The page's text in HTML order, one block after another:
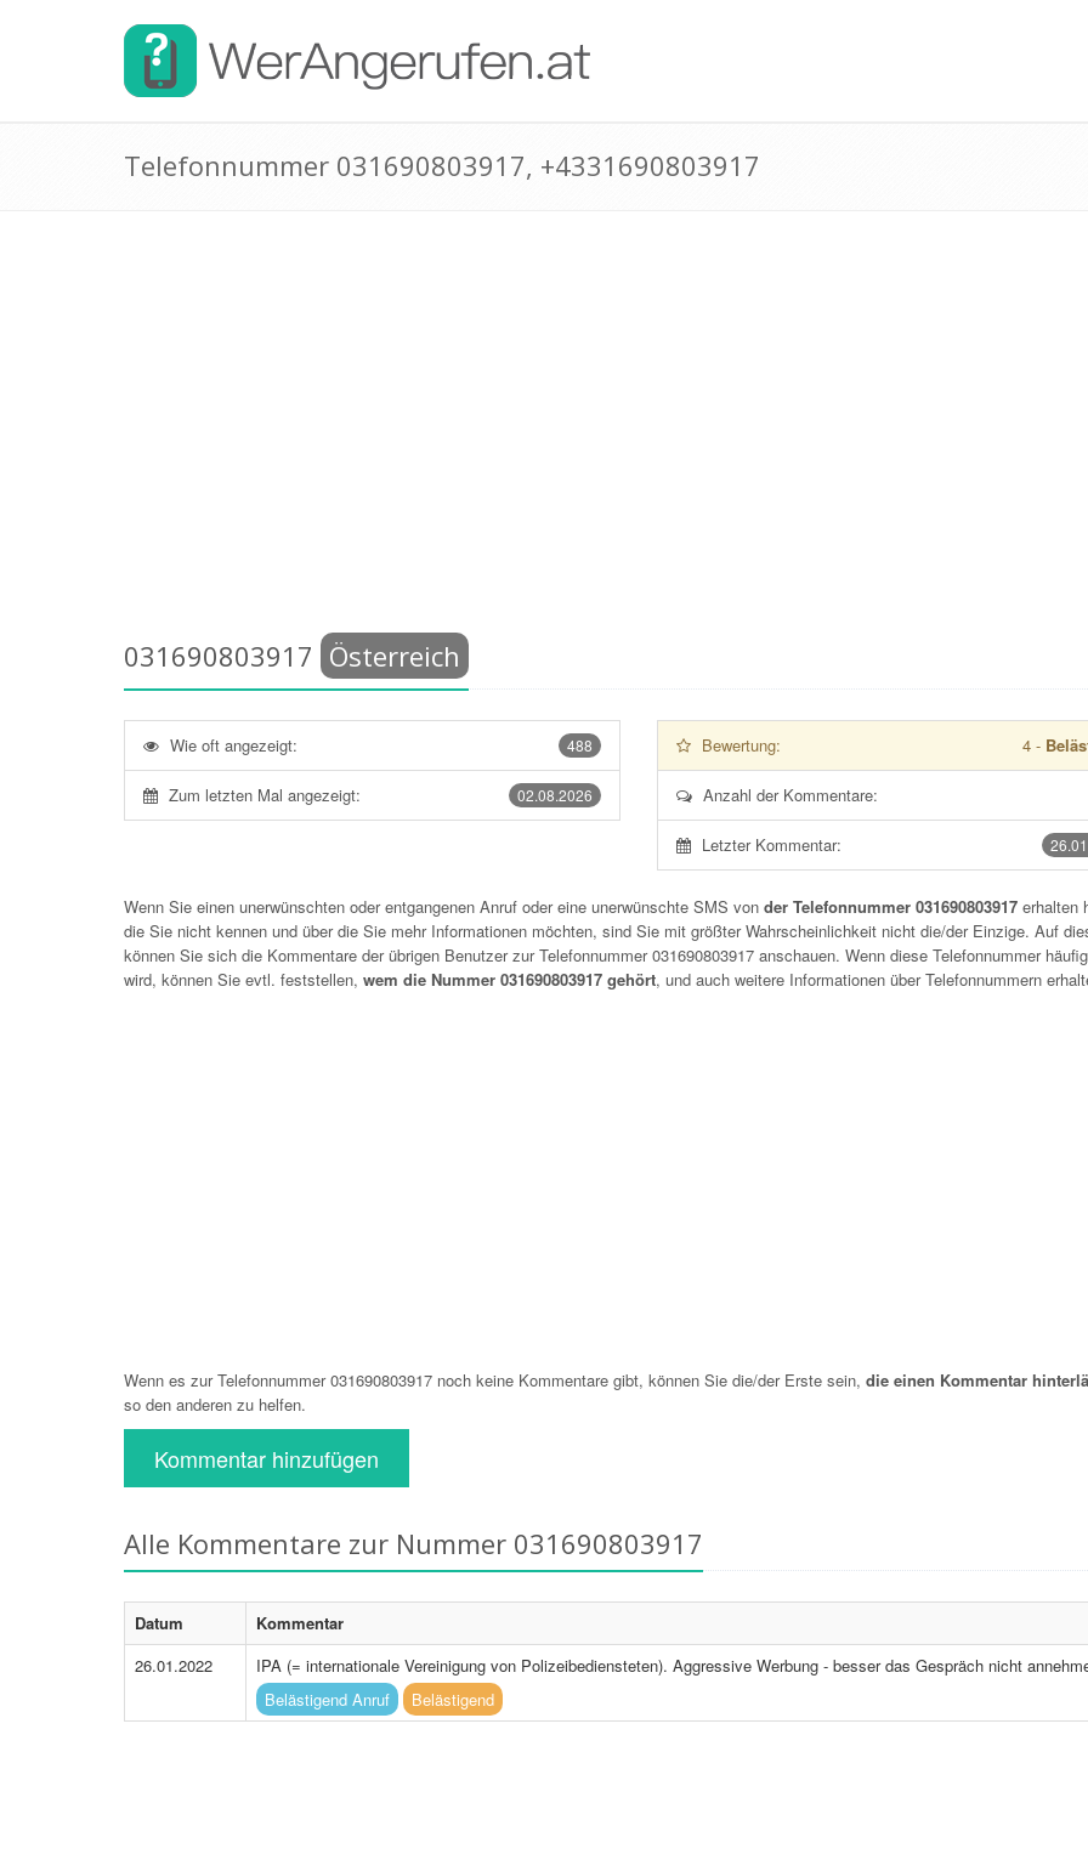
Telefonnummer 031690803917, +4331690803917
031690803917 Österreich
488
Wie oft angezeigt:
02.08.2026
Zum letzten Mal angezeigt:
Bewertung: 4-
Anzahl der Kommentare:
Letzter Kommentar:
Wenn Sie einen unerwünschten oder entgangenen Anruf oder eine unerwünschte SMS von der Telefonnummer 031690803917 erhalten
die Sie nicht kennen und über die Sie mehr Informationen möchten, sind Sie mit größter Wahrscheinlichkeit nicht die/der Einzige. Auf
können Sie sich die Kommentare der übrigen Benutzer zur Telefonnummer031690803917 anschauen. Wenn diese Telefonnummer
wird, können Sie evtl. feststellen, wem die Nummer 031690803917 gehört, und auch weitere Informationen über Telefonnummern
Wenn es zur Telefonnummer 031690803917 noch keine Kommentare gibt, können Sie die/der Erste sein, die einen Kommentar
so den anderen zu helfen.
Kommentar hinzufügen
Alle Kommentare zur Nummer 031690803917
Datum
Kommentar
26.01.2022
IPA (= internationale Vereinigung von Polizeibediensteten). Aggressive Werbung - besser das Gespräch nicht
Belästigend Anruf
Belästigend